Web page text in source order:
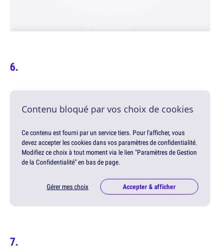
Contenu bloqué par vos choix de cookies
Ce contenu est fourni par un service tiers. Pour l'afficher, vous
devez accepter les cookies dans vos paramètres de confidentialité.
Modifiez ce choix à tout moment via le lien "Paramètres de Gestion
de la Confidentialité" en bas de page.
Gérer mes choix Accepter & afficher